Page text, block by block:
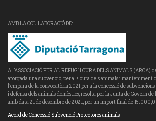
AMB LA COL.LABORACIÓ DE:
A l’ASSOCIACIÓ PER AL REFUGI I CURA DELS ANIMALS (ARCA)
atorgada una subvenció, per a la cura dels animals i manteniment
l’empara de la convocatòria 2021 per a la concessió de
i defensa dels animals domèstics, resolta per la Junta de Govern
amb data 21 de desembre de 2021, per un import final de
Acord de Concessió Subvenció Protectores animals